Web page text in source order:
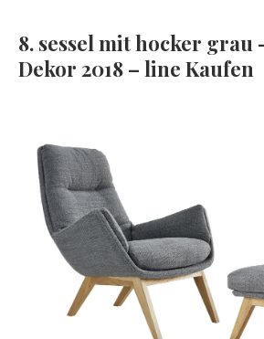
8. sessel mit hocker grau
Dekor 2018 – line Kaufen